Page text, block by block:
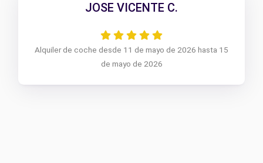
JOSE VICENTE C.
Alquiler de coche desde 11 de mayo de 2026 hasta 15
de mayo de 2026